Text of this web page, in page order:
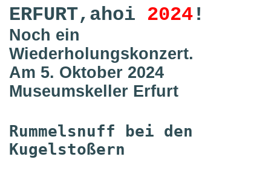
ERFURT,ahoi 2024!
Noch ein
Wiederholungskonzert.
Am 5. Oktober 2024
Museumskeller Erfurt
Rummelsnuff bei den
Kugelstoßern